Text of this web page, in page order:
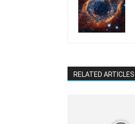
RELATED ARTICLES